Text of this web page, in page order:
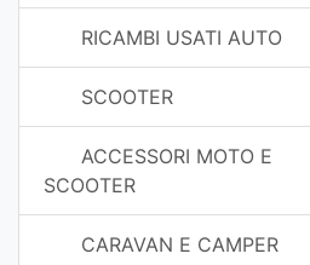
RICAMBI USATI AUTO
SCOOTER
ACCESSORI MOTO E
SCOOTER
CARAVAN E CAMPER